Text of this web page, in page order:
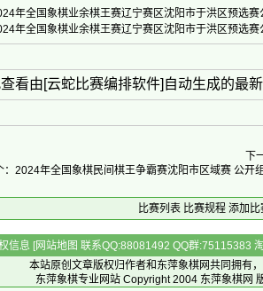
年全国象棋业余棋王赛辽宁赛区沈阳市于洪区预选赛
年全国象棋业余棋王赛辽宁赛区沈阳市于洪区预选赛
看由[云蛇比赛编排软件]自动生成的最
下
：2024年全国象棋民间棋王争霸赛沈阳市区域赛 公开
比赛列表 比赛规程 添加比
信息 [网站地图 联系QQ:88081492 QQ群:75115383
本站原创文章版权归作者和 东萍象棋网共同拥有
东萍象棋专业网站 Copyright 2004 东萍象棋网